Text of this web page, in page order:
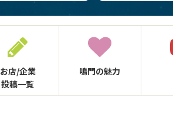
お店/企業
投稿一覧
鳴門の魅力